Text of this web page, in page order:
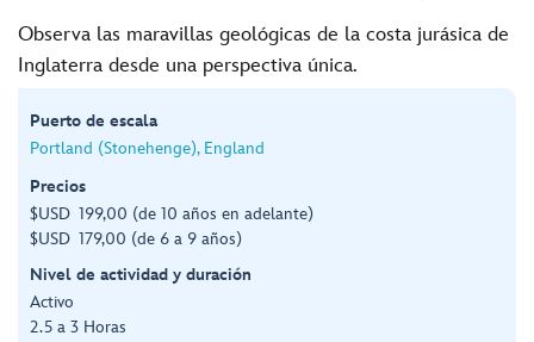
Observa las maravillas geológicas de la costa jurásica de
Inglaterra desde una perspectiva única.
Puerto de escala
Portland (Stonehenge), England
Precios
$USD 199,00 (de 10 años en adelante)
$USD 179,00 (de 6 a 9 años)
Nivel de actividad y duración
Activo
2.5 a 3 Horas